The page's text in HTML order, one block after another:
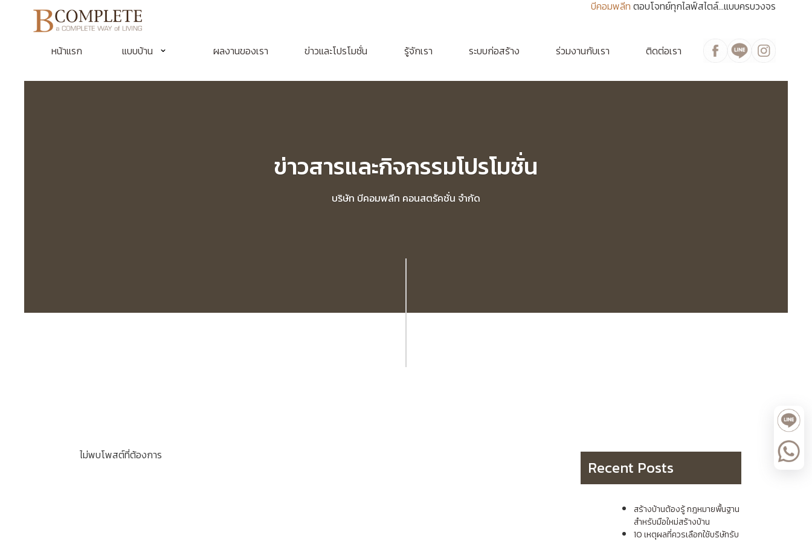
บีคอมพลีท ตอบโจทย์ทุกไลฟ์สไตล์...แบบครบวงจร
หน้าแรก แบบบ้าน ผลงานของเรา ข่าวและโปรโมชั่น รู้จักเรา ระบบก่อสร้าง ร่วมงานกับเรา ติดต่อเรา
ข่าวสารและกิจกรรมโปรโมชั่น
บริษัท บีคอมพลีท คอนสตรัคชั่น จำกัด
ไม่พบโพสต์ที่ต้องการ
Recent Posts
สร้างบ้านต้องรู้ กฎหมายพื้นฐาน
สำหรับมือใหม่สร้างบ้าน
10 เหตุผลที่ควรเลือกใช้บริษัทรับ